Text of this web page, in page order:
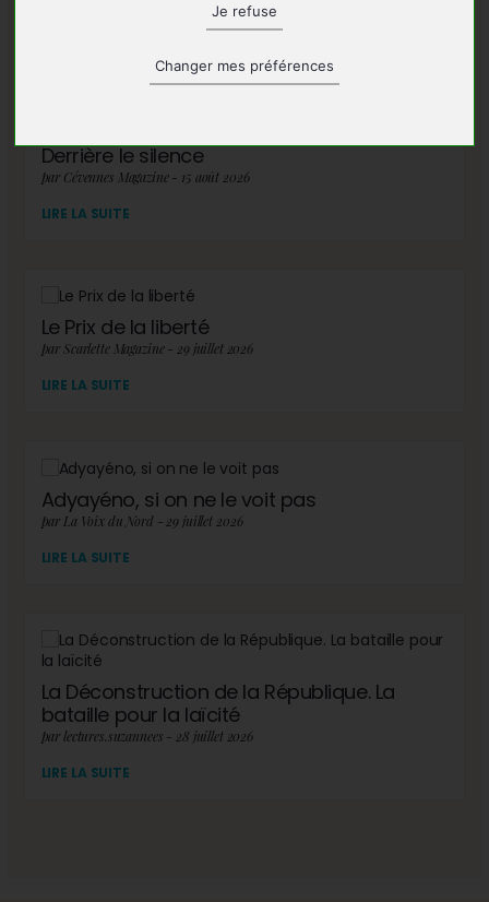
Je refuse
Changer mes préférences
A lire également
Derrière le silence
par Cévennes Magazine - 15 août 2026
LIRE LA SUITE
Le Prix de la liberté
par Scarlette Magazine - 29 juillet 2026
LIRE LA SUITE
Adyayéno, si on ne le voit pas
par La Voix du Nord - 29 juillet 2026
LIRE LA SUITE
La Déconstruction de la République. La
bataille pour la laïcité
par lectures.suzannees - 28 juillet 2026
LIRE LA SUITE